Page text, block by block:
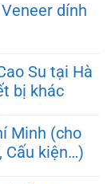
dính
Su tại Hà
bị khác
Minh (cho
Cấu kiện…)